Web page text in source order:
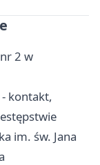
2 w
kontakt,
im. św. Jana